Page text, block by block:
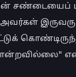
சண்டையைப்